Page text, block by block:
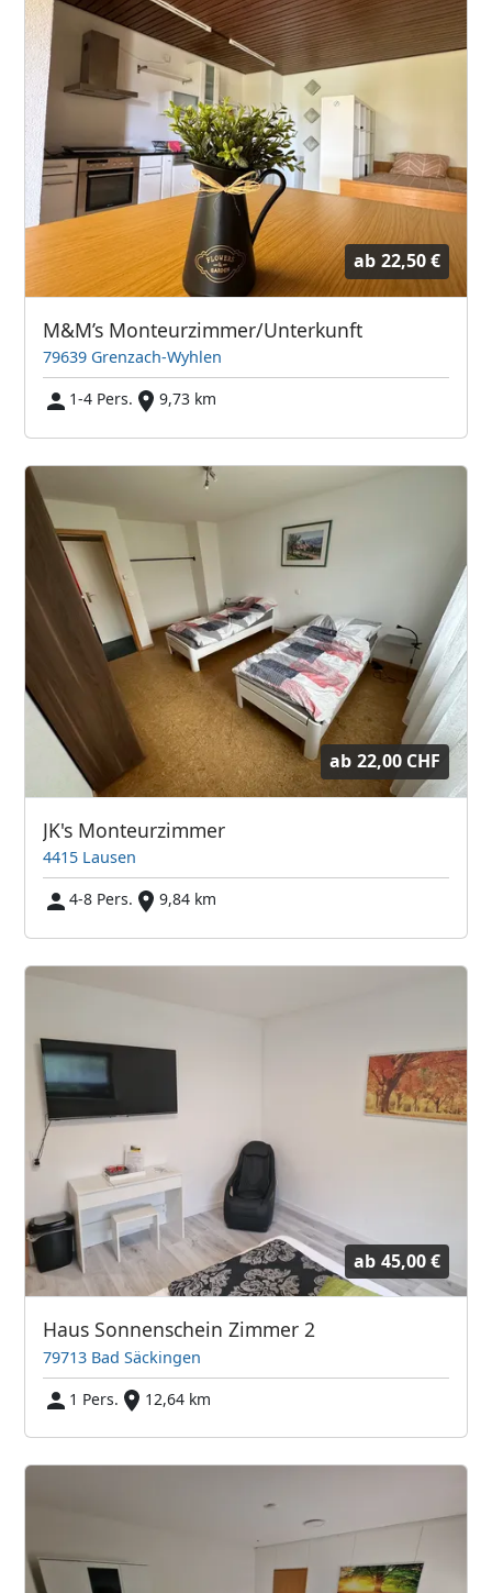
ab 22,50 €
M&M’s Monteurzimmer/Unterkunft
79639 Grenzach-Wyhlen
1-4 Pers.
9,73 km
ab 22,00 CHF
JK's Monteurzimmer
4415 Lausen
4-8 Pers.
9,84 km
ab 45,00 €
Haus Sonnenschein Zimmer 2
79713 Bad Säckingen
1 Pers.
12,64 km